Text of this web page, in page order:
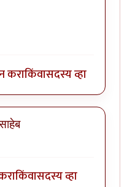
आवडती स्माय ली
कराकिंवासदस्य व्हा
किंवासदस्य व्हा